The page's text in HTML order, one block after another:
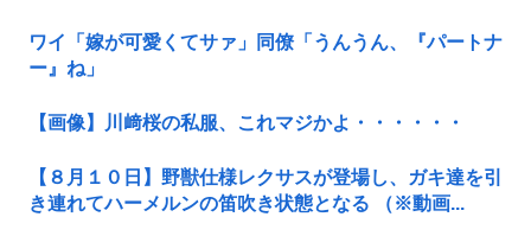
ワイ「嫁が可愛くてサァ」同僚「うんうん、『パートナ
ー』ね」
【画像】川﨑桜の私服、これマジかよ・・・・・・
【８月１０日】野獣仕様レクサスが登場し、ガキ達を引
き連れてハーメルンの笛吹き状態となる （※動画...